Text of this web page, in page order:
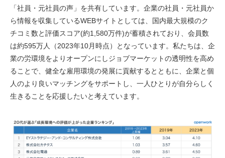
「社員・元社員の声」を共有しています。企業の社員・元社員か
ら情報を収集しているWEBサイトとしては、国内最大規模のク
チコミ数と評価スコア(約1,580万件)が蓄積されており、会員数
は約595万人（2023年10月時点）となっています。私たちは、企
業の労環境をよりオープンにしジョブマーケットの透明性を高め
ることで、健全な雇用環境の発展に貢献するとともに、企業と個
人のより良いマッチングをサポートし、一人ひとりが自分らしく
生きることを応援したいと考えています。